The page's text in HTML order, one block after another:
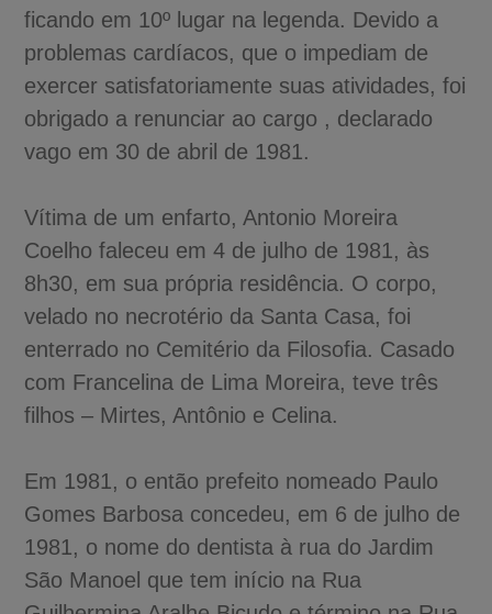
ficando em 10º lugar na legenda. Devido a
problemas cardíacos, que o impediam de
exercer satisfatoriamente suas atividades, foi
obrigado a renunciar ao cargo , declarado
vago em 30 de abril de 1981.
Vítima de um enfarto, Antonio Moreira
Coelho faleceu em 4 de julho de 1981, às
8h30, em sua própria residência. O corpo,
velado no necrotério da Santa Casa, foi
enterrado no Cemitério da Filosofia. Casado
com Francelina de Lima Moreira, teve três
filhos – Mirtes, Antônio e Celina.
Em 1981, o então prefeito nomeado Paulo
Gomes Barbosa concedeu, em 6 de julho de
1981, o nome do dentista à rua do Jardim
São Manoel que tem início na Rua
A-
A
A+